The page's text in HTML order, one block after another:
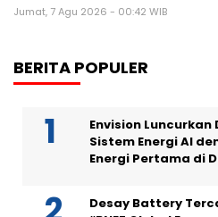
Jumat, 7 Agu 2026 - 00:42 WIB
BERITA POPULER
Envision
Sistem Energi AI
Energi Pertama di
Desay Battery